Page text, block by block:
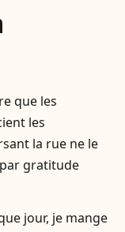
que les
les
la rue ne le
gratitude
jour, je mange